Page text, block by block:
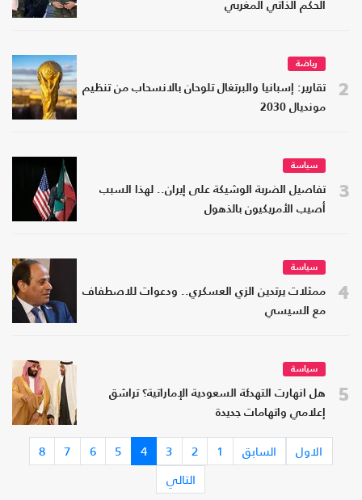
الحكم الذاتي المغربي
2
رياضة
تقارير: إسبانيا والبرتغال تلوحان بالانسحاب من تنظيم
مونديال 2030
3
سياسة
تفاصيل الضربة الوشيكة على إيران.. لهذا السبب
أصيب الأمريكيون بالذهول
4
سياسة
ممثلات يرتدين الزي العسكري.. ودعوات للاصطفاف
مع السيسي
5
سياسة
هل انهارت التهدئة السعودية الإماراتية؟ تراشق
إعلامي واتهامات جديدة
الاول السابق 1
2
3
4
5
6
7
8
التالي